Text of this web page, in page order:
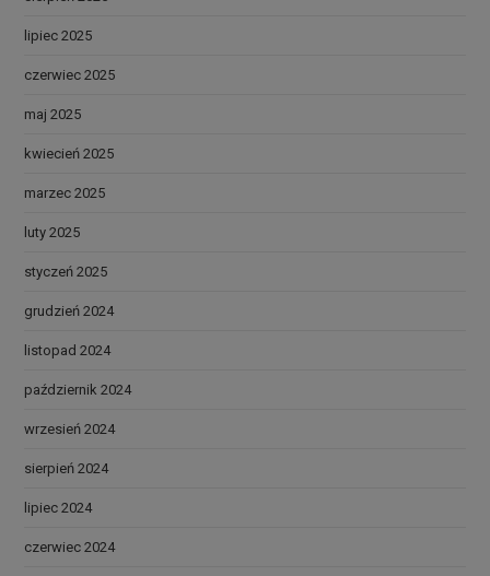
lipiec 2025
czerwiec 2025
maj 2025
kwiecień 2025
marzec 2025
luty 2025
styczeń 2025
grudzień 2024
listopad 2024
październik 2024
wrzesień 2024
sierpień 2024
lipiec 2024
czerwiec 2024